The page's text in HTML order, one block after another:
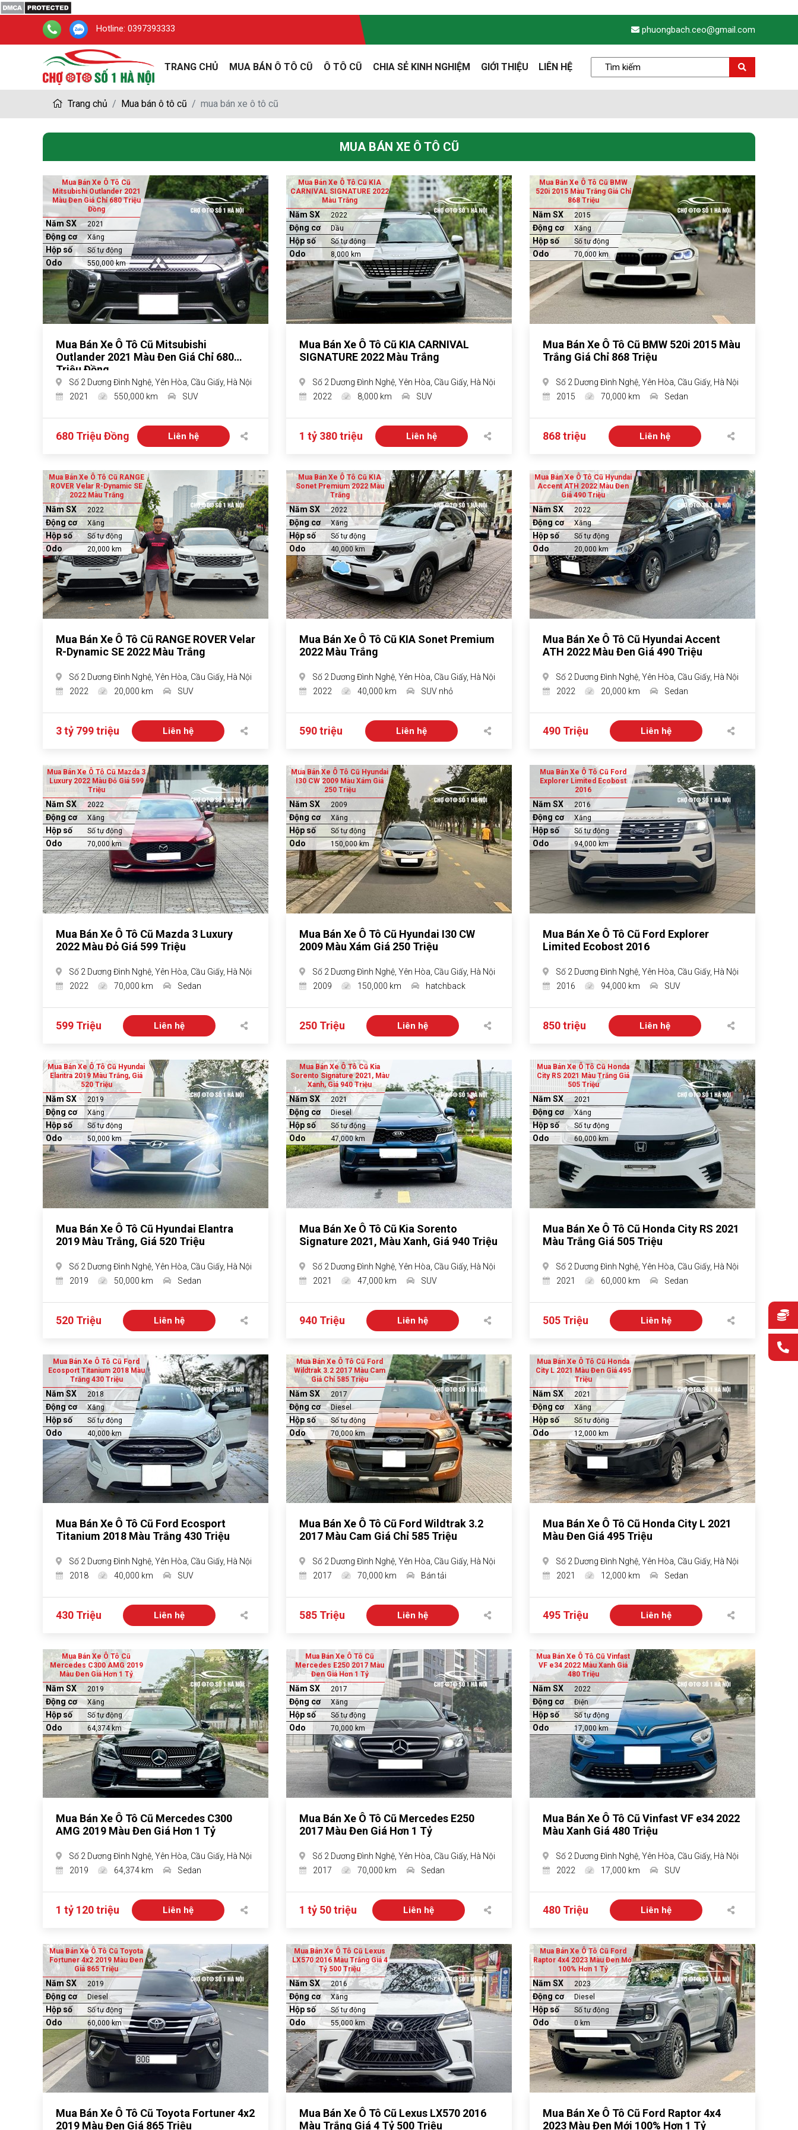
Hotline: 0397393333 phuongbach.ceo@gmail.com
TRANG CHỦ MUA BÁN Ô TÔ CŨ Ô TÔ CŨ CHIA SẺ KINH NGHIỆM GIỚI THIỆU LIÊN HỆ
Trang chủ Mua bán ô tô cũ mua bán xe ô tô cũ
MUA BÁN XE Ô TÔ CŨ
Mua Bán Xe Ô Tô Cũ
Mitsubishi Outlander 2021
Màu Đen Giá Chỉ 680 Triệu
Đồng
Năm SX 2021
Động cơ Xăng
Hộp số Số tự động
Odo 550,000 km
Mua Bán Xe Ô Tô Cũ Mitsubishi
Outlander 2021 Màu Đen Giá Chỉ 680
Triệu Đồng
Số 2 Dương Đình Nghệ, Yên Hòa, Cầu Giấy, Hà Nội
2021
550,000 km SUV
680 Triệu Đồng Liên hệ
Mua Bán Xe Ô Tô Cũ KIA
CARNIVAL SIGNATURE 2022
Màu Trắng
Năm SX 2022
Động cơ Dầu
Hộp số Số tự động
Odo 8,000 km
Mua Bán Xe Ô Tô Cũ KIA CARNIVAL
SIGNATURE 2022 Màu Trắng
Số 2 Dương Đình Nghệ, Yên Hòa, Cầu Giấy, Hà Nội
2022
8,000 km SUV
1 tỷ 380 triệu Liên hệ
Mua Bán Xe Ô Tô Cũ BMW
520i 2015 Màu Trắng Giá Chỉ
868 Triệu
Năm SX 2015
Động cơ Xăng
Hộp số Số tự động
Odo 70,000 km
Mua Bán Xe Ô Tô Cũ BMW 520i 2015 Màu
Trắng Giá Chỉ 868 Triệu
Số 2 Dương Đình Nghệ, Yên Hòa, Cầu Giấy, Hà Nội
2015
70,000 km Sedan
868 triệu Liên hệ
Mua Bán Xe Ô Tô Cũ RANGE
ROVER Velar R-Dynamic SE
2022 Màu Trắng
Năm SX 2022
Động cơ Xăng
Hộp số Số tự động
Odo 20,000 km
Mua Bán Xe Ô Tô Cũ RANGE ROVER Velar
R-Dynamic SE 2022 Màu Trắng
Số 2 Dương Đình Nghệ, Yên Hòa, Cầu Giấy, Hà Nội
2022
20,000 km SUV
3 tỷ 799 triệu Liên hệ
Mua Bán Xe Ô Tô Cũ KIA
Sonet Premium 2022 Màu
Trắng
Năm SX 2022
Động cơ Xăng
Hộp số Số tự động
Odo 40,000 km
Mua Bán Xe Ô Tô Cũ KIA Sonet Premium
2022 Màu Trắng
Số 2 Dương Đình Nghệ, Yên Hòa, Cầu Giấy, Hà Nội
2022
40,000 km SUV nhỏ
590 triệu Liên hệ
Mua Bán Xe Ô Tô Cũ Hyundai
Accent ATH 2022 Màu Đen
Giá 490 Triệu
Năm SX 2022
Động cơ Xăng
Hộp số Số tự động
Odo 20,000 km
Mua Bán Xe Ô Tô Cũ Hyundai Accent
ATH 2022 Màu Đen Giá 490 Triệu
Số 2 Dương Đình Nghệ, Yên Hòa, Cầu Giấy, Hà Nội
2022
20,000 km Sedan
490 Triệu Liên hệ
Mua Bán Xe Ô Tô Cũ Mazda 3
Luxury 2022 Màu Đỏ Giá 599
Triệu
Năm SX 2022
Động cơ Xăng
Hộp số Số tự động
Odo 70,000 km
Mua Bán Xe Ô Tô Cũ Mazda 3 Luxury
2022 Màu Đỏ Giá 599 Triệu
Số 2 Dương Đình Nghệ, Yên Hòa, Cầu Giấy, Hà Nội
2022
70,000 km Sedan
599 Triệu Liên hệ
Mua Bán Xe Ô Tô Cũ Hyundai
I30 CW 2009 Màu Xám Giá
250 Triệu
Năm SX 2009
Động cơ Xăng
Hộp số Số tự động
Odo 150,000 km
Mua Bán Xe Ô Tô Cũ Hyundai I30 CW
2009 Màu Xám Giá 250 Triệu
Số 2 Dương Đình Nghệ, Yên Hòa, Cầu Giấy, Hà Nội
2009
150,000 km hatchback
250 Triệu Liên hệ
Mua Bán Xe Ô Tô Cũ Ford
Explorer Limited Ecobost
2016
Năm SX 2016
Động cơ Xăng
Hộp số Số tự động
Odo 94,000 km
Mua Bán Xe Ô Tô Cũ Ford Explorer
Limited Ecobost 2016
Số 2 Dương Đình Nghệ, Yên Hòa, Cầu Giấy, Hà Nội
2016
94,000 km SUV
850 triệu Liên hệ
Mua Bán Xe Ô Tô Cũ Hyundai
Elantra 2019 Màu Trắng, Giá
520 Triệu
Năm SX 2019
Động cơ Xăng
Hộp số Số tự động
Odo 50,000 km
Mua Bán Xe Ô Tô Cũ Hyundai Elantra
2019 Màu Trắng, Giá 520 Triệu
Số 2 Dương Đình Nghệ, Yên Hòa, Cầu Giấy, Hà Nội
2019
50,000 km Sedan
520 Triệu Liên hệ
Mua Bán Xe Ô Tô Cũ Kia
Sorento Signature 2021, Màu
Xanh, Giá 940 Triệu
Năm SX 2021
Động cơ Diesel
Hộp số Số tự động
Odo 47,000 km
Mua Bán Xe Ô Tô Cũ Kia Sorento
Signature 2021, Màu Xanh, Giá 940 Triệu
Số 2 Dương Đình Nghệ, Yên Hòa, Cầu Giấy, Hà Nội
2021
47,000 km SUV
940 Triệu Liên hệ
Mua Bán Xe Ô Tô Cũ Honda
City RS 2021 Màu Trắng Giá
505 Triệu
Năm SX 2021
Động cơ Xăng
Hộp số Số tự động
Odo 60,000 km
Mua Bán Xe Ô Tô Cũ Honda City RS 2021
Màu Trắng Giá 505 Triệu
Số 2 Dương Đình Nghệ, Yên Hòa, Cầu Giấy, Hà Nội
2021
60,000 km Sedan
505 Triệu Liên hệ
Mua Bán Xe Ô Tô Cũ Ford
Ecosport Titanium 2018 Màu
Trắng 430 Triệu
Năm SX 2018
Động cơ Xăng
Hộp số Số tự động
Odo 40,000 km
Mua Bán Xe Ô Tô Cũ Ford Ecosport
Titanium 2018 Màu Trắng 430 Triệu
Số 2 Dương Đình Nghệ, Yên Hòa, Cầu Giấy, Hà Nội
2018
40,000 km SUV
430 Triệu Liên hệ
Mua Bán Xe Ô Tô Cũ Ford
Wildtrak 3.2 2017 Màu Cam
Giá Chỉ 585 Triệu
Năm SX 2017
Động cơ Diesel
Hộp số Số tự động
Odo 70,000 km
Mua Bán Xe Ô Tô Cũ Ford Wildtrak 3.2
2017 Màu Cam Giá Chỉ 585 Triệu
Số 2 Dương Đình Nghệ, Yên Hòa, Cầu Giấy, Hà Nội
2017
70,000 km Bán tải
585 Triệu Liên hệ
Mua Bán Xe Ô Tô Cũ Honda
City L 2021 Màu Đen Giá 495
Triệu
Năm SX 2021
Động cơ Xăng
Hộp số Số tự động
Odo 12,000 km
Mua Bán Xe Ô Tô Cũ Honda City L 2021
Màu Đen Giá 495 Triệu
Số 2 Dương Đình Nghệ, Yên Hòa, Cầu Giấy, Hà Nội
2021
12,000 km Sedan
495 Triệu Liên hệ
Mua Bán Xe Ô Tô Cũ
Mercedes C300 AMG 2019
Màu Đen Giá Hơn 1 Tỷ
Năm SX 2019
Động cơ Xăng
Hộp số Số tự động
Odo 64,374 km
Mua Bán Xe Ô Tô Cũ Mercedes C300
AMG 2019 Màu Đen Giá Hơn 1 Tỷ
Số 2 Dương Đình Nghệ, Yên Hòa, Cầu Giấy, Hà Nội
2019
64,374 km Sedan
1 tỷ 120 triệu Liên hệ
Mua Bán Xe Ô Tô Cũ
Mercedes E250 2017 Màu
Đen Giá Hơn 1 Tỷ
Năm SX 2017
Động cơ Xăng
Hộp số Số tự động
Odo 70,000 km
Mua Bán Xe Ô Tô Cũ Mercedes E250
2017 Màu Đen Giá Hơn 1 Tỷ
Số 2 Dương Đình Nghệ, Yên Hòa, Cầu Giấy, Hà Nội
2017
70,000 km Sedan
1 tỷ 50 triệu Liên hệ
Mua Bán Xe Ô Tô Cũ Vinfast
VF e34 2022 Màu Xanh Giá
480 Triệu
Năm SX 2022
Động cơ Điện
Hộp số Số tự động
Odo 17,000 km
Mua Bán Xe Ô Tô Cũ Vinfast VF e34 2022
Màu Xanh Giá 480 Triệu
Số 2 Dương Đình Nghệ, Yên Hòa, Cầu Giấy, Hà Nội
2022
17,000 km SUV
480 Triệu Liên hệ
Mua Bán Xe Ô Tô Cũ Toyota
Fortuner 4x2 2019 Màu Đen
Giá 865 Triệu
Năm SX 2019
Động cơ Diesel
Hộp số Số tự động
Odo 60,000 km
Mua Bán Xe Ô Tô Cũ Toyota Fortuner 4x2
2019 Màu Đen Giá 865 Triệu
Mua Bán Xe Ô Tô Cũ Lexus
LX570 2016 Màu Trắng Giá 4
Tỷ 500 Triệu
Năm SX 2016
Động cơ Xăng
Hộp số Số tự động
Odo 55,000 km
Mua Bán Xe Ô Tô Cũ Lexus LX570 2016
Màu Trắng Giá 4 Tỷ 500 Triệu
Mua Bán Xe Ô Tô Cũ Ford
Raptor 4x4 2023 Màu Đen Mới
100% Hơn 1 Tỷ
Năm SX 2023
Động cơ Diesel
Hộp số Số tự động
Odo 0 km
Mua Bán Xe Ô Tô Cũ Ford Raptor 4x4
2023 Màu Đen Mới 100% Hơn 1 Tỷ